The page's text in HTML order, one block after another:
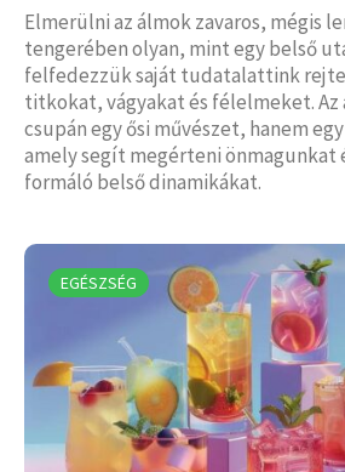
Elmerülni az álmok zavaros, mégis
tengerében olyan, mint egy belső
felfedezzük saját tudatalattink
titkokat, vágyakat és félelmeket. Az
csupán egy ősi művészet, hanem
amely segít megérteni önmagunkat
formáló belső dinamikákat.
EGÉSZSÉG